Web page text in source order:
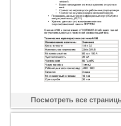
Посмотреть все